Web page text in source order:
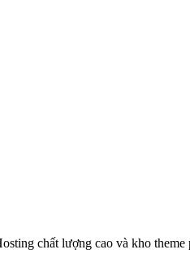
chất lượng cao và kho